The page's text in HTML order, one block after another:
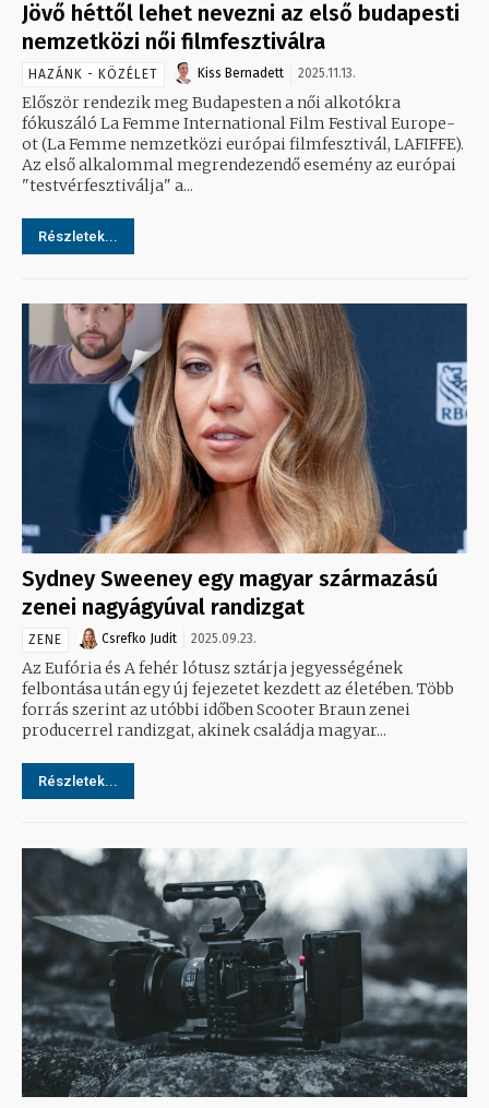
Jövő héttől lehet nevezni az első budapesti
nemzetközi női filmfesztiválra
HAZÁNK - KÖZÉLET Kiss Bernadett 2025.11.13.
Először rendezik meg Budapesten a női alkotókra
fókuszáló La Femme International Film Festival Europe-
ot (La Femme nemzetközi európai filmfesztivál, LAFIFFE).
Az első alkalommal megrendezendő esemény az európai
"testvérfesztiválja" a...
Részletek...
Sydney Sweeney egy magyar származású
zenei nagyágyúval randizgat
ZENE Csrefko Judit 2025.09.23.
Az Eufória és A fehér lótusz sztárja jegyességének
felbontása után egy új fejezetet kezdett az életében. Több
forrás szerint az utóbbi időben Scooter Braun zenei
producerrel randizgat, akinek családja magyar...
Részletek...